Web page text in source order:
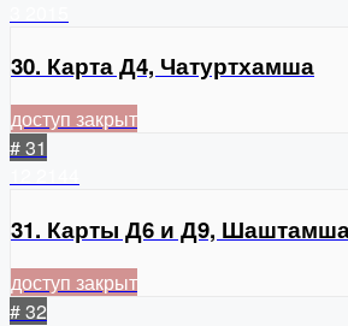
30. Карта Д4, Чатуртхамша
доступ закрыт
# 31
31. Карты Д6 и Д9,
доступ закрыт
# 32